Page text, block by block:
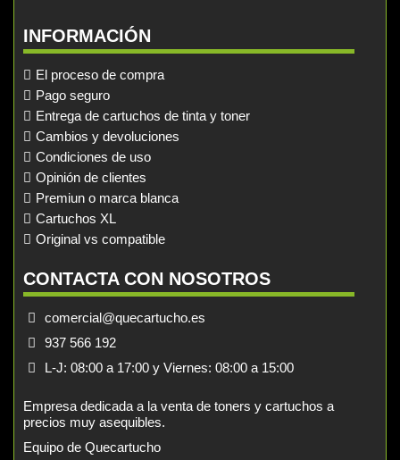
INFORMACIÓN
El proceso de compra
Pago seguro
Entrega de cartuchos de tinta y toner
Cambios y devoluciones
Condiciones de uso
Opinión de clientes
Premiun o marca blanca
Cartuchos XL
Original vs compatible
CONTACTA CON NOSOTROS
comercial@quecartucho.es
937 566 192
L-J: 08:00 a 17:00 y Viernes: 08:00 a 15:00
Empresa dedicada a la venta de toners y cartuchos a
precios muy asequibles.
Equipo de Quecartucho